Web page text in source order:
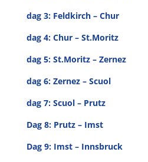
dag 3: Feldkirch – Chur
dag 4: Chur – St.Moritz
dag 5: St.Moritz – Zernez
dag 6: Zernez – Scuol
dag 7: Scuol – Prutz
Dag 8: Prutz – Imst
Dag 9: Imst – Innsbruck